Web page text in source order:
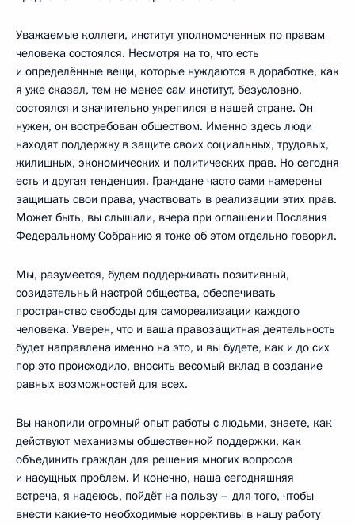
Уважаемые коллеги, институт уполномоченных по правам
человека состоялся. Несмотря на то, что есть
и определённые вещи, которые нуждаются в доработке, как
я уже сказал, тем не менее сам институт, безусловно,
состоялся и значительно укрепился в нашей стране. Он
нужен, он востребован обществом. Именно здесь люди
находят поддержку в защите своих социальных, трудовых,
жилищных, экономических и политических прав. Но сегодня
есть и другая тенденция. Граждане часто сами намерены
защищать свои права, участвовать в реализации этих прав.
Может быть, вы слышали, вчера при оглашении Послания
Федеральному Собранию я тоже об этом отдельно говорил.
Мы, разумеется, будем поддерживать позитивный,
созидательный настрой общества, обеспечивать
пространство свободы для самореализации каждого
человека. Уверен, что и ваша правозащитная деятельность
будет направлена именно на это, и вы будете, как и до сих
пор это происходило, вносить весомый вклад в создание
равных возможностей для всех.
Вы накопили огромный опыт работы с людьми, знаете, как
действуют механизмы общественной поддержки, как
объединить граждан для решения многих вопросов
и насущных проблем. И конечно, наша сегодняшняя
встреча, я надеюсь, пойдёт на пользу – для того, чтобы
внести какие‑то необходимые коррективы в нашу работу